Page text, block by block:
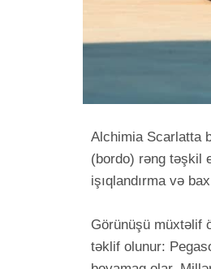
Alchimia Scarlatta
(bordo) rəng təşkil
işıqlandırma və
Görünüşü müxtəlif
təklif olunur: